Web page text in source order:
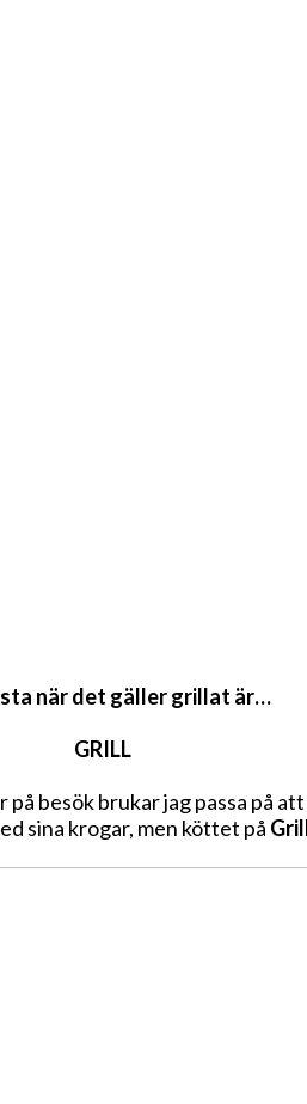
när det gäller grillat är…
GRILL
på besök brukar jag passa på
sina krogar, men köttet på